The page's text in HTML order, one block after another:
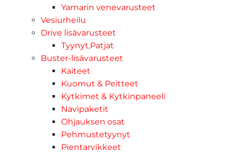
Yamarin venevarusteet
Vesiurheilu
Drive lisävarusteet
Tyynyt,Patjat
Buster-lisävarusteet
Kaiteet
Kuomut & Peitteet
Kytkimet & Kytkinpaneeli
Navipaketit
Ohjauksen osat
Pehmustetyynyt
Pientarvikkeet